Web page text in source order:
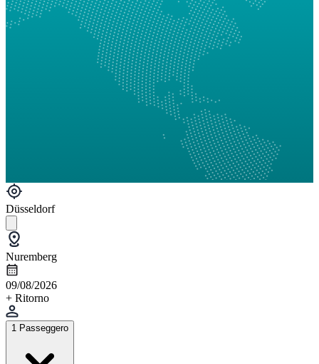
Düsseldorf
Nuremberg
09/08/2026
+ Ritorno
1 Passeggero